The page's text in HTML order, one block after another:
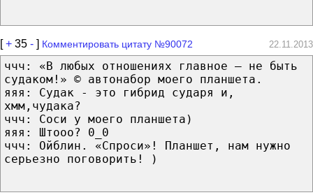
[+ 35 - ] Комментировать цитату №90072 22.11.2013
ччч: «В любых отношениях главное — не быть
судаком!» © автонабор моего планшета.
яяя: Судак - это гибрид сударя и,
хмм,чудака?
ччч: Соси у моего планшета)
яяя: Штооо? 0_0
ччч: Ойблин. «Спроси»! Планшет, нам нужно
серьезно поговорить! )